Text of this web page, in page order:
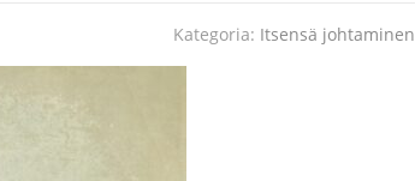
Kategoria: Itsensä johtaminen